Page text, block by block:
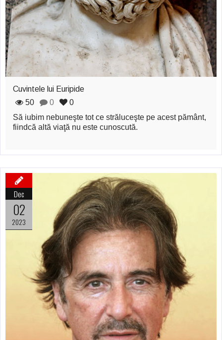
Cuvintele lui Euripide
50
0
0
Să iubim nebuneşte tot ce străluceşte pe acest pământ,
fiindcă altă viaţă nu este cunoscută.
Dec
02
2023